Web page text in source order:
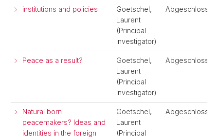
institutions and policies
Goetschel,
Laurent
(Principal
Investigator)
Abgeschlossen
Peace as a result?
Goetschel,
Laurent
(Principal
Investigator)
Abgeschlossen
Natural born
peacemakers? Ideas and
identities in the foreign
Goetschel,
Laurent
(Principal
Abgeschlossen